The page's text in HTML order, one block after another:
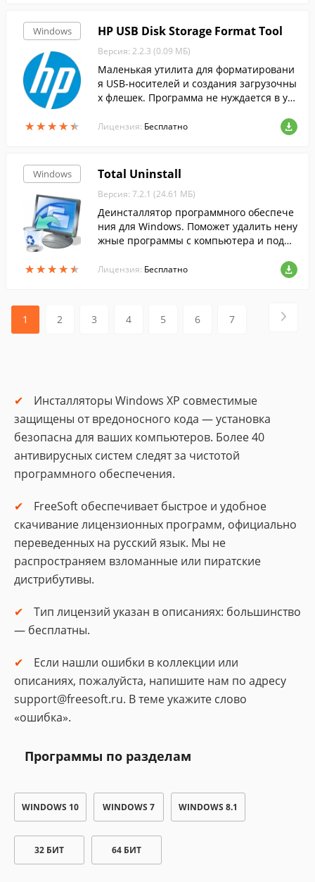
Windows
★★★★★
★★★★★
HP USB Disk Storage Format Tool
Версия: 2.2.3 (0.09 МБ)
Маленькая утилита для форматировани
я USB-носителей и создания загрузочны
х флешек. Программа не нуждается в уст
ль, который нужно отформатировать....
Лицензия: Бесплатно
Windows
★★★★★
★★★★★
Total Uninstall
Версия: 7.2.1 (24.61 МБ)
Деинсталлятор программного обеспече
ния для Windows. Поможет удалить нену
жные программы с компьютера и подчи
Лицензия: Бесплатно
1 2 3 4 5 6 7
Инсталляторы Windows XP совместимые
защищены от вредоносного кода — установка
безопасна для ваших компьютеров. Более 40
антивирусных систем следят за чистотой
программного обеспечения.
FreeSoft обеспечивает быстрое и удобное
скачивание лицензионных программ, официально
переведенных на русский язык. Мы не
распространяем взломанные или пиратские
дистрибутивы.
Тип лицензий указан в описаниях: большинство
— бесплатны.
Если нашли ошибки в коллекции или
описаниях, пожалуйста, напишите нам по адресу
support@freesoft.ru. В теме укажите слово
«ошибка».
Программы по разделам
WINDOWS 10 WINDOWS 7 WINDOWS 8.1
32 БИТ 64 БИТ